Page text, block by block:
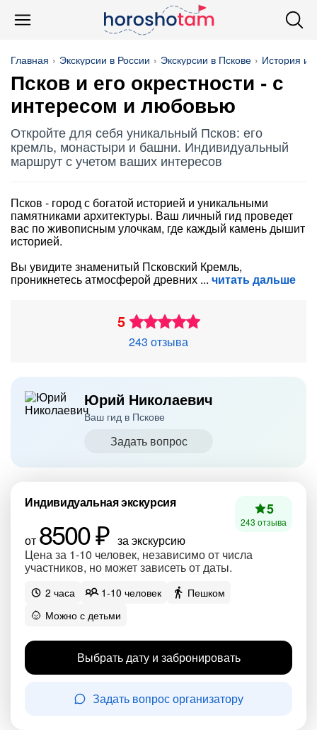
Главная Экскурсии в России Экскурсии в Пскове История и
Псков и его окрестности - с
интересом и любовью
Откройте для себя уникальный Псков: его
кремль, монастыри и башни. Индивидуальный
маршрут с учетом ваших интересов
Псков - город с богатой историей и уникальными
памятниками архитектуры. Ваш личный гид проведет
вас по живописным улочкам, где каждый камень дышит
историей.
Вы увидите знаменитый Псковский Кремль,
проникнетесь атмосферой древних читать дальше
5
243 отзыва
Юрий Николаевич
Ваш гид в Пскове
Задать вопрос
Индивидуальная экскурсия
от 8500 ₽ за экскурсию
Цена за 1-10 человек, независимо от числа
участников, но может зависеть от даты.
5
243 отзыва
2 часа 1-10 человек
Пешком
Можно с детьми
Выбрать дату и забронировать
Задать вопрос организатору